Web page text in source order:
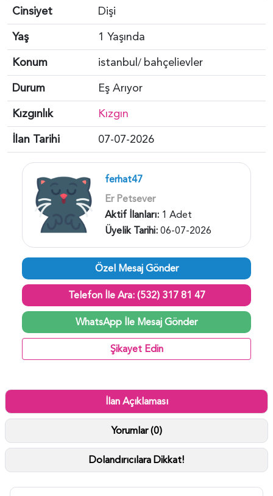
Cinsiyet
Dişi
Yaş
1 Yaşında
Konum
istanbul/ bahçelievler
Durum
Eş Arıyor
Kızgınlık
Kızgın
İlan Tarihi
07-07-2026
ferhat47
Er Petsever
Aktif İlanları: 1 Adet
Üyelik Tarihi:06-07-2026
Özel Mesaj Gönder
Telefon İle Ara: (532) 317 81 47
WhatsApp İle Mesaj Gönder
Şikayet Edin
İlan Açıklaması
Yorumlar (0)
Dolandırıcılara Dikkat!